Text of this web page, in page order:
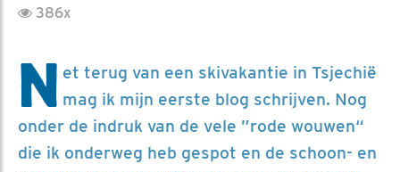
386x
N et terug van een skivakantie in Tsjechië
mag ik mijn eerste blog schrijven. Nog
onder de indruk van de vele ”rode wouwen“
die ik onderweg heb gespot en de schoon- en